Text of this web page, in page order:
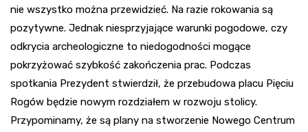
nie wszystko można przewidzieć. Na razie rokowania są
pozytywne. Jednak niesprzyjające warunki pogodowe, czy
odkrycia archeologiczne to niedogodności mogące
pokrzyżować szybkość zakończenia prac. Podczas
spotkania Prezydent stwierdził, że przebudowa placu Pięciu
Rogów będzie nowym rozdziałem w rozwoju stolicy.
Przypominamy, że są plany na stworzenie Nowego Centrum